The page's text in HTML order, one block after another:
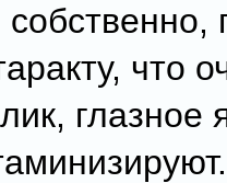
что
глазное